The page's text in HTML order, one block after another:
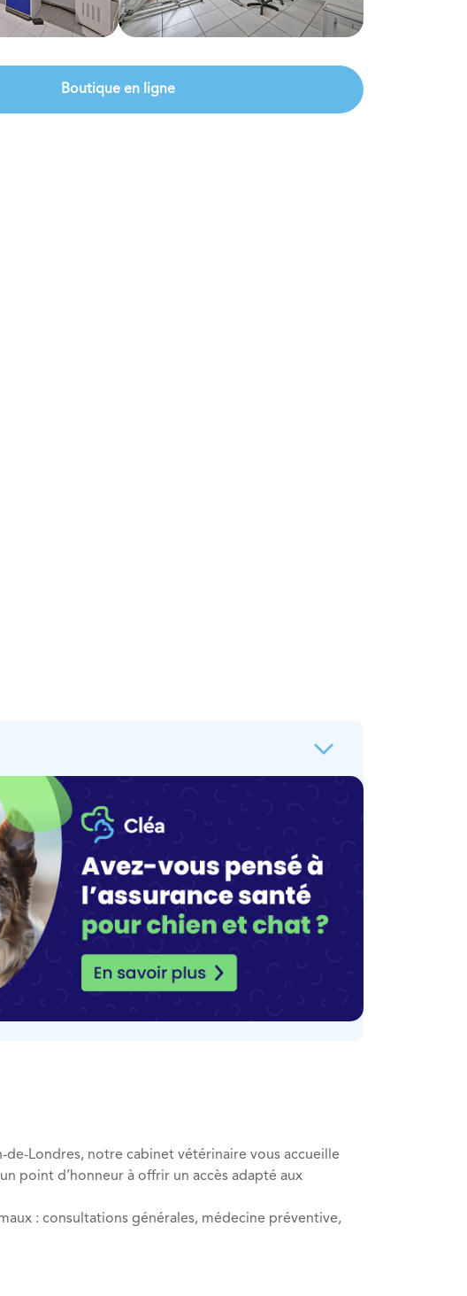
Boutique en ligne
de-Londres, notre cabinet vétérinaire vous accueille
point d’honneur à offrir un accès adapté aux
: consultations générales, médecine préventive,